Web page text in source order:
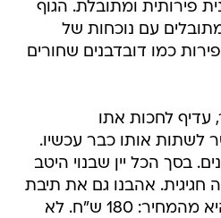
פירותית ומתובלת. הגוף
מתובלים עם נוכחות של
כמו דובדבנים שחורים
עדיף לחכות אתו
לשתות אותו כבר עכשיו.
יחזיק מעמד 5-6 שנים. בסך הכל יין שבנוי היטב
חגיגית. אהבנו גם את תיבת
העץ. ההסתייגות שלנו היא מהמחיר: 180 ש"ח. לא